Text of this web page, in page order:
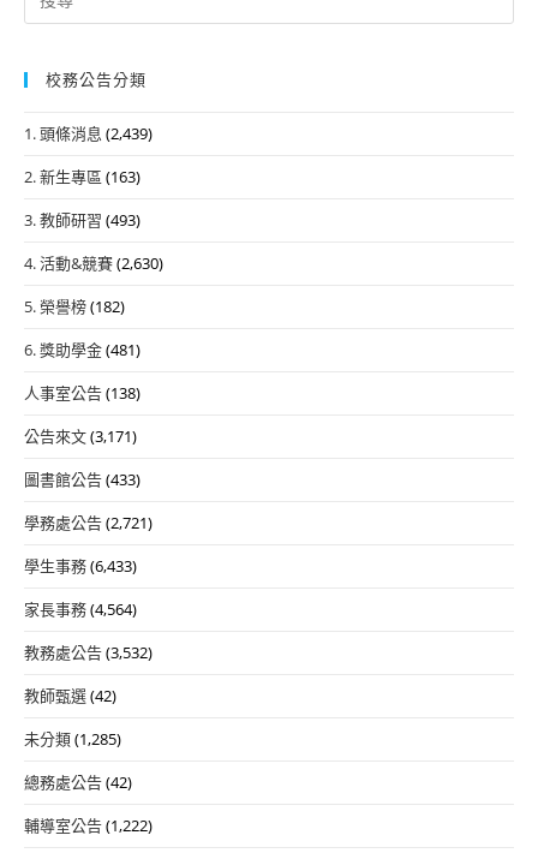
for:
校務公告分類
1. 頭條消息 (2,439)
2. 新生專區 (163)
3. 教師研習 (493)
4. 活動&競賽(2,630)
5. 榮譽榜(182)
6. 獎助學金(481)
人事室公告(138)
公告來文(3,171)
圖書館公告(433)
學務處公告(2,721)
學生事務(6,433)
家長事務(4,564)
教務處公告(3,532)
教師甄選(42)
未分類(1,285)
總務處公告(42)
輔導室公告(1,222)